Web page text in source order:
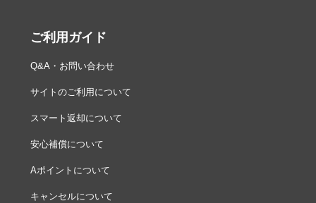
ご利用ガイド
Q&A・お問い合わせ
サイトのご利用について
スマート返却について
安心補償について
Aポイントについて
キャンセルについて